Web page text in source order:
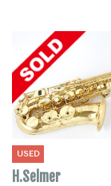
USED
H.Selmer